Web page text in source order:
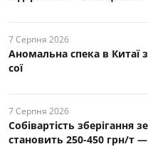
7 Серпня 2026
Аномальна спека в Китаї
сої
7 Серпня 2026
Собівартість зберігання
становить 250-450 грн/т